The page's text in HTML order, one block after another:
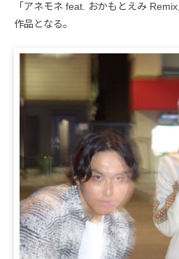
「アネモネ feat. おかもとえみ
作品となる。